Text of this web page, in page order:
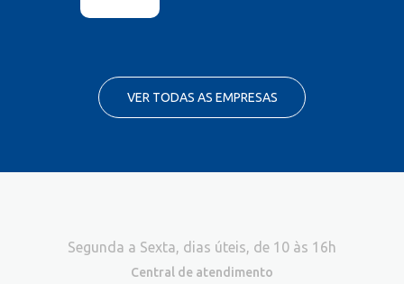
VER TODAS AS EMPRESAS
Segunda a Sexta, dias úteis, de 10 às 16h
Central de atendimento